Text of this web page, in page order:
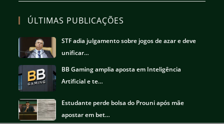
ÚLTIMAS PUBLICAÇÕES
STF adia julgamento sobre jogos de azar e deve
unificar…
BB Gaming amplia aposta em Inteligência
Artificial e te…
Estudante perde bolsa do Prouni após mãe
apostar em bet…